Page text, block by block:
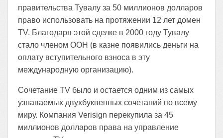
правительства Тувалу за 50 миллионов долларов
право использовать на протяжении 12 лет домен
TV. Благодаря этой сделке в 2000 году Тувалу
стало членом ООН (в казне появились деньги на
оплату вступительного взноса в эту
международную организацию).
Сочетание TV было и остается одним из самых
узнаваемых двухбуквенных сочетаний по всему
миру. Компания Verisign перекупила за 45
миллионов долларов права на управление